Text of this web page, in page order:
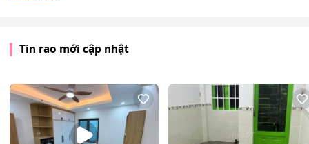
Tin rao mới cập nhật